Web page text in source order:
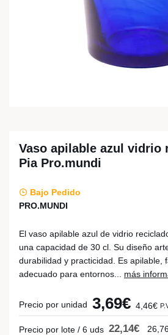
Vaso apilable azul vidrio
Pia Pro.mundi
Bajo Pedido
PRO.MUNDI
El vaso apilable azul de vidrio
una capacidad de 30 cl. Su diseño
durabilidad y practicidad. Es apilable,
adecuado para entornos... más
Precio por unidad 3,69€ 4,46€
Precio por lote / 6 uds 22,14€